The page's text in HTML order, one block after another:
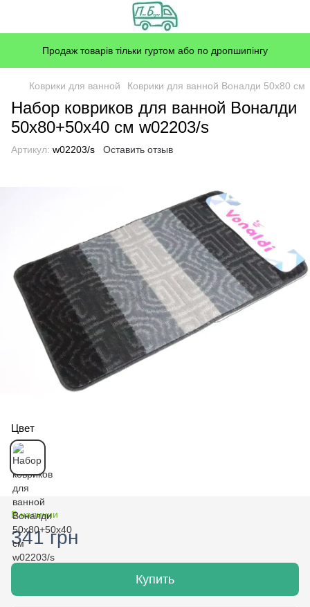
Продаж товарів тільки гуртом або по дропшипінгу
Коврики для ванной Коврики для ванной Воналди 50x80 см
Набор ковриков для ванной Воналди
50x80+50x40 см w02203/s
Артикул: w02203/s Оставить отзыв
Цвет
В наличии
341 грн
Купить